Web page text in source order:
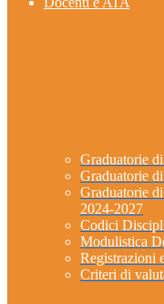
Graduatorie
Graduatorie
Graduatorie
2024-2027
Codici
Modulistica
Registrazioni
Criteri di